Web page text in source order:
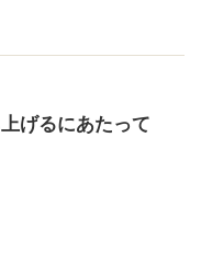
げるにあたって